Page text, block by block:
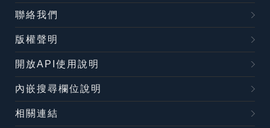
聯絡我們
版權聲明
開放API使用說明
內嵌搜尋欄位說明
相關連結